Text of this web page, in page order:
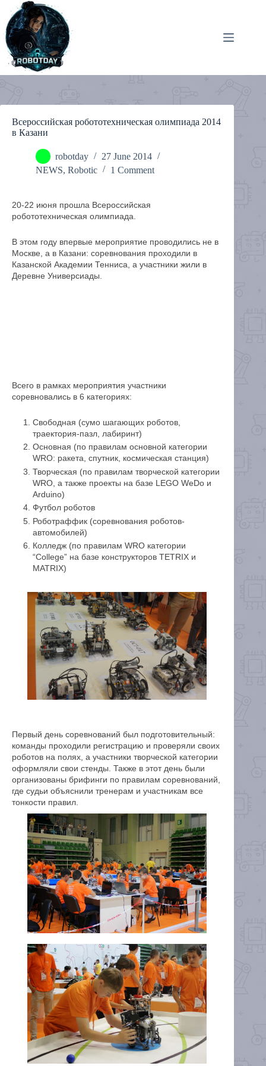
content
Всероссийская робототехническая олимпиада 2014
в Казани
robotday
27 June 2014
NEWS, Robotic 1 Comment
20-22 июня прошла Всероссийская
робототехническая олимпиада.
В этом году впервые мероприятие проводились не в
Москве, а в Казани: соревнования проходили в
Казанской Академии Тенниса, а участники жили в
Деревне Универсиады.
Всего в рамках мероприятия участники
соревновались в 6 категориях:
Свободная (сумо шагающих роботов,
траектория-пазл, лабиринт)
Основная (по правилам основной категории
WRO: ракета, спутник, космическая станция)
Творческая (по правилам творческой категории
WRO, а также проекты на базе LEGO WeDo и
Arduino)
Футбол роботов
Роботраффик (соревнования роботов-
автомобилей)
Колледж (по правилам WRO категории
“College” на базе конструкторов TETRIX и
MATRIX)
Первый день соревнований был подготовительный:
команды проходили регистрацию и проверяли своих
роботов на полях, а участники творческой категории
оформляли свои стенды. Также в этот день были
организованы брифинги по правилам соревнований,
где судьи объяснили тренерам и участникам все
тонкости правил.